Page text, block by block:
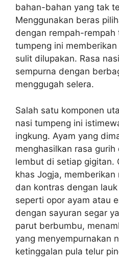
bahan-bahan yang tak
Menggunakan beras
dengan rempah-rempah
tumpeng ini
sulit dilupakan. Rasa
sempurna dengan
menggugah selera.
Salah satu komponen
nasi tumpeng ini
ingkung. Ayam yang
menghasilkan rasa
lembut di setiap gigitan.
khas Jogja, memberikan
dan kontras dengan
seperti opor ayam atau
dengan sayuran segar
parut berbumbu,
yang menyempurnakan
ketinggalan pula telur